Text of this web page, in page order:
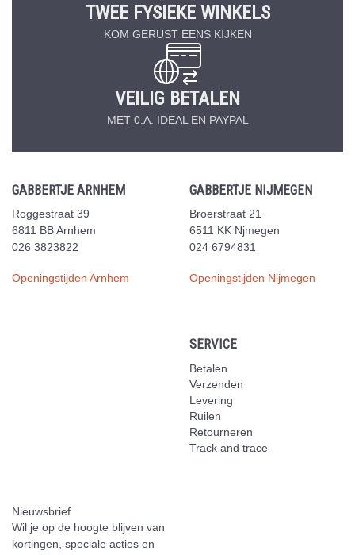
TWEE FYSIEKE WINKELS
KOM GERUST EENS KIJKEN
VEILIG BETALEN
MET 0.A. IDEAL EN PAYPAL
GABBERTJE ARNHEM
Roggestraat 39
6811 BB Arnhem
026 3823822
Openingstijden Arnhem
GABBERTJE NIJMEGEN
Broerstraat 21
6511 KK Njmegen
024 6794831
Openingstijden Nijmegen
SERVICE
Betalen
Verzenden
Levering
Ruilen
Retourneren
Track and trace
Nieuwsbrief
Wil je op de hoogte blijven van
kortingen, speciale acties en